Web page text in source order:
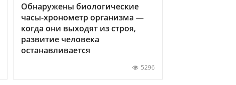
Обнаружены биологические
часы-хронометр организма —
когда они выходят из строя,
развитие человека
останавливается
5296